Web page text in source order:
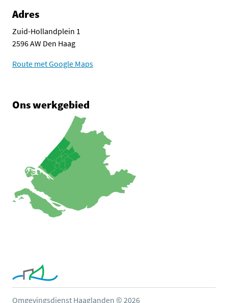
Adres
Zuid-Hollandplein 1
2596 AW Den Haag
Route met Google Maps
Ons werkgebied
Omgevingsdienst Haaglanden © 2026